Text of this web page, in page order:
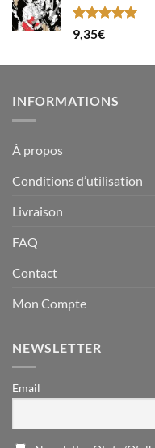
Note5.00
sur 5
9,35€
INFORMATIONS
À propos
Conditions d’utilisation
Livraison
FAQ
Contact
Mon Compte
NEWSLETTER
Email